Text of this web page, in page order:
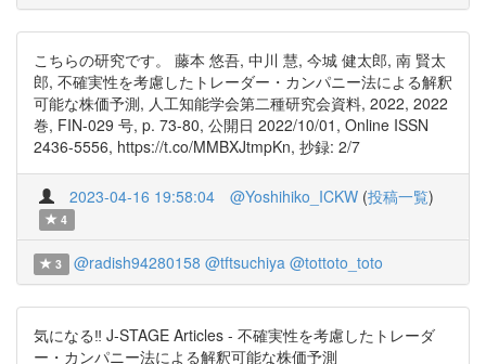
こちらの研究です。 藤本 悠吾, 中川 慧, 今城 健太郎, 南 賢太
郎, 不確実性を考慮したトレーダー・カンパニー法による解釈
可能な株価予測, 人工知能学会第二種研究会資料, 2022, 2022
巻, FIN-029 号, p. 73-80, 公開日 2022/10/01, Online ISSN
2436-5556, https://t.co/MMBXJtmpKn, 抄録: 2/7
2023-04-16 19:58:04 @Yoshihiko_ICKW (投稿一覧)
4
3 @radish94280158 @tftsuchiya @tottoto_toto
気になる‼️ J-STAGE Articles - 不確実性を考慮したトレーダ
ー・カンパニー法による解釈可能な株価予測